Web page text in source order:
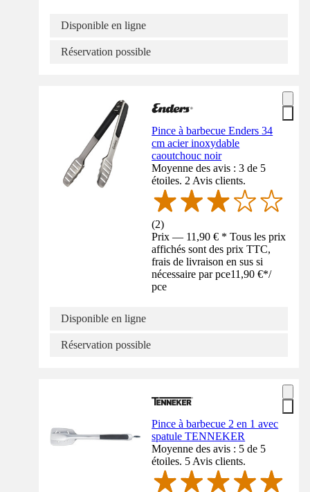
Disponible en ligne
Réservation possible
Pince à barbecue Enders 34
cm acier inoxydable
caoutchouc noir
Moyenne des avis : 3 de 5
étoiles. 2 Avis clients.
(2)
Prix — 11,90 € * Tous les prix
affichés sont des prix TTC,
frais de livraison en sus si
nécessaire par pce11,90 €*/
pce
Disponible en ligne
Réservation possible
Pince à barbecue 2 en 1 avec
spatule TENNEKER
Moyenne des avis : 5 de 5
étoiles. 5 Avis clients.